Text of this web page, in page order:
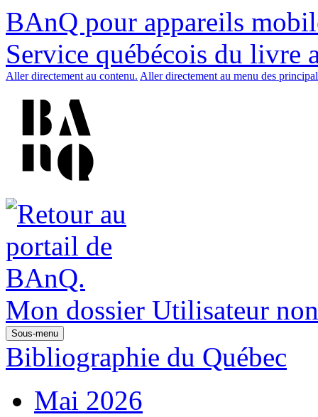
BAnQ pour appareils
Service québécois du livre
Aller directement au contenu. Aller directement au menu des
Mon dossier Utilisateur
Sous-menu
Bibliographie du Québec
Mai 2026